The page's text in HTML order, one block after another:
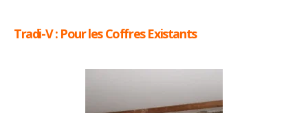
Tradi-V : Pour les Coffres Existants